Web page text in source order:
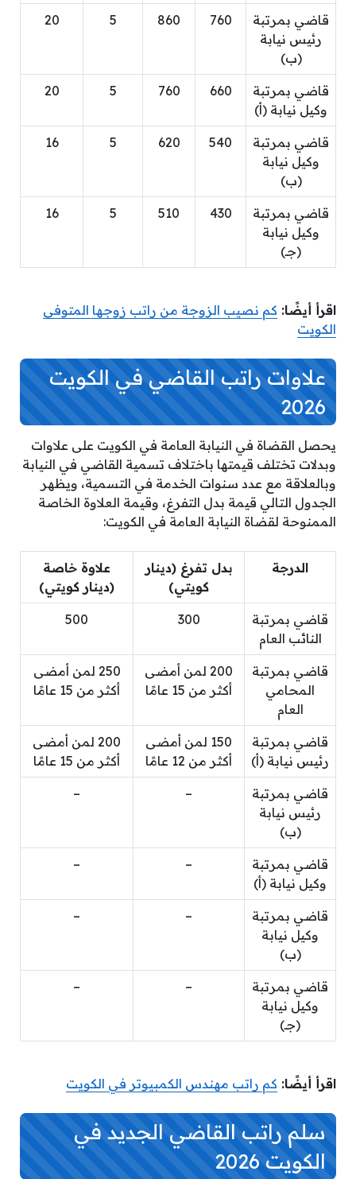
قاضي بمرتبة
رئيس نيابة
(ب)
760
860
5
20
قاضي بمرتبة
وكيل نيابة (أ)
660
760
5
20
قاضي بمرتبة
وكيل نيابة
(ب)
540
620
5
16
قاضي بمرتبة
وكيل نيابة
(جـ)
430
510
5
16
اقرأ أيضًا: كم نصيب الزوجة من راتب زوجها المتوفى
الكويت
علاوات راتب القاضي في الكويت
2026
يحصل القضاة في النيابة العامة في الكويت على علاوات
وبدلات تختلف قيمتها باختلاف تسمية القاضي في النيابة
وبالعلاقة مع عدد سنوات الخدمة في التسمية، ويظهر
الجدول التالي قيمة بدل التفرغ، وقيمة العلاوة الخاصة
الممنوحة لقضاة النيابة العامة في الكويت:
الدرجة
بدل تفرغ (دينار
كويتي)
علاوة خاصة
(دينار كويتي)
قاضي بمرتبة
النائب العام
300
500
قاضي بمرتبة
المحامي
العام
200 لمن أمضى
أكثر من 15 عامًا
250 لمن أمضى
أكثر من 15 عامًا
قاضي بمرتبة
رئيس نيابة (أ)
150 لمن أمضى
أكثر من 12 عامًا
200 لمن أمضى
أكثر من 15 عامًا
قاضي بمرتبة
رئيس نيابة
(ب)
–
–
قاضي بمرتبة
وكيل نيابة (أ)
–
–
قاضي بمرتبة
وكيل نيابة
(ب)
–
–
قاضي بمرتبة
وكيل نيابة
(جـ)
–
–
اقرأ أيضًا: كم راتب مهندس الكمبيوتر في الكويت
سلم راتب القاضي الجديد في
الكويت 2026